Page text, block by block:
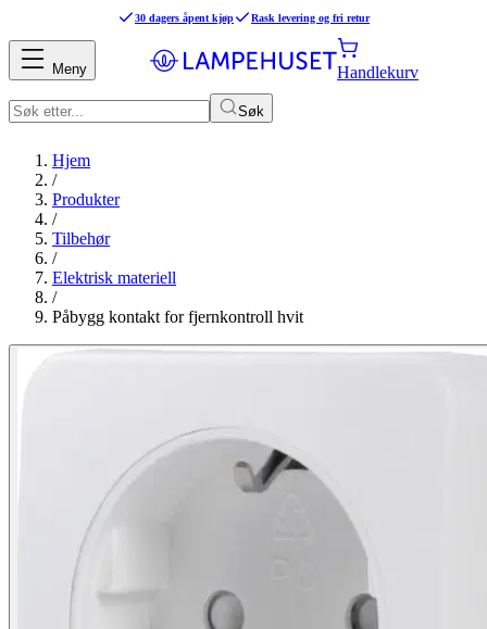
30 dagers åpent kjøp Rask levering og fri retur
Søk
Handlekurv
Meny
Hjem
/
Produkter
/
Tilbehør
/
Elektrisk materiell
/
Påbygg kontakt for fjernkontroll hvit